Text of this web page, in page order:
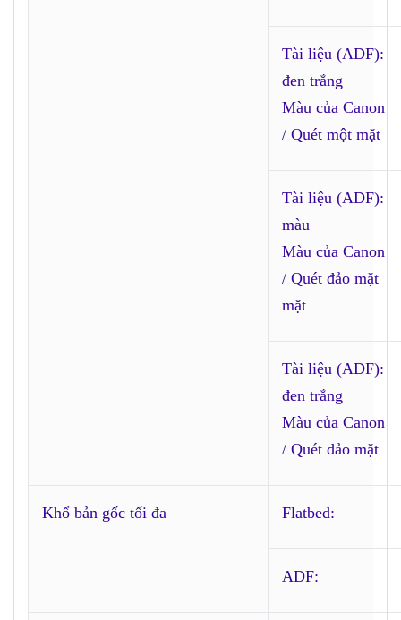
Tài liệu (ADF):
đen trắng
Màu của Canon
/ Quét một mặt
Tài liệu (ADF):
màu
Màu của Canon
/ Quét đảo mặt
mặt
Tài liệu (ADF):
đen trắng
Màu của Canon
/ Quét đảo mặt
Khổ bản gốc tối đa Flatbed:
ADF: